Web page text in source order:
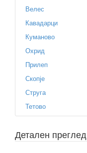
Велес
Кавадарци
Куманово
Охрид
Прилеп
Скопје
Струга
Тетово
Детален преглед